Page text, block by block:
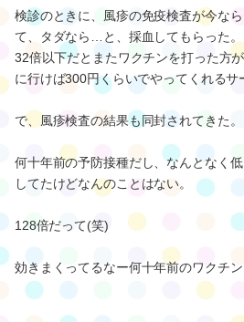
検診のときに、風疹の免疫検査が今な
て、タダなら…と、採血してもらった。
32倍以下だとまたワクチンを打った方
に行けば300円くらいでやってくれるサ
で、風疹検査の結果も同封されてきた。
何十年前の予防接種だし、なんとなく
してたけどなんのことはない。
128倍だって(笑)
効きまくってるなー何十年前のワクチ